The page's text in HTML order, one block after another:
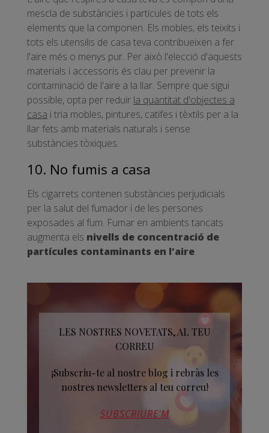
mescla de substàncies i partícules de tots els
elements que la componen. Els mobles, els teixits i
tots els utensilis de casa teva contribueixen a fer
l'aire més o menys pur. Per això l'elecció d'aquests
materials i accessoris és clau per prevenir la
contaminació de l'aire a la llar. Sempre que sigui
possible, opta per reduir la quantitat d'objectes a
casa i tria mobles, pintures, catifes i tèxtils per a la
llar fets amb materials naturals i sense
substàncies tòxiques.
10. No fumis a casa
Els cigarrets contenen substàncies perjudicials
per la salut del fumador i de les persones
exposades al fum. Fumar en ambients tancats
augmenta els nivells de concentració de
partícules contaminants en l'aire.
LES NOSTRES NOVETATS, AL TEU
CORREU
¡Subscriu-te al nostre blog i rebràs les
nostres newsletters al teu correu!
SUBSCRIURE’M